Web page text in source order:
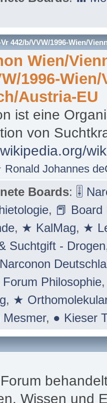
442/b/VVW/1996-Wien/
Wien/
1996-Wien/
Austria-EU
ist eine
von
Johannes
Boards: 🎚
, 📕
, ★ KalMag, ★
Suchtgift - Drogen
Philosophie
, ★
Mesmer, ● Kieser
Wissen und